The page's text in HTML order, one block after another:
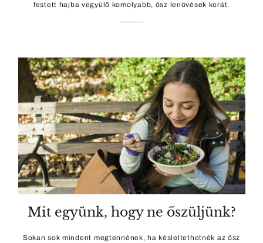
festett hajba vegyülő komolyabb, ősz lenövések korát.
Mit együnk, hogy ne őszüljünk?
Sokan sok mindent megtennének, ha késleltethetnék az ősz